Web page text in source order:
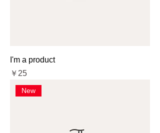
I'm a product
価格
￥25
New